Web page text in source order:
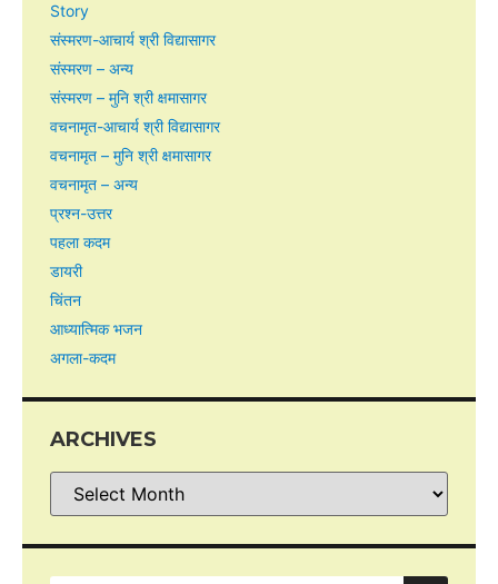
Story
संस्मरण-आचार्य श्री विद्यासागर
संस्मरण – अन्य
संस्मरण – मुनि श्री क्षमासागर
वचनामृत-आचार्य श्री विद्यासागर
वचनामृत – मुनि श्री क्षमासागर
वचनामृत – अन्य
प्रश्न-उत्तर
पहला कदम
डायरी
चिंतन
आध्यात्मिक भजन
अगला-कदम
ARCHIVES